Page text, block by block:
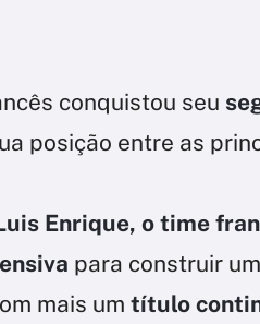
conquistou seu
posição entre as
Enrique, o time
para construir
mais um título